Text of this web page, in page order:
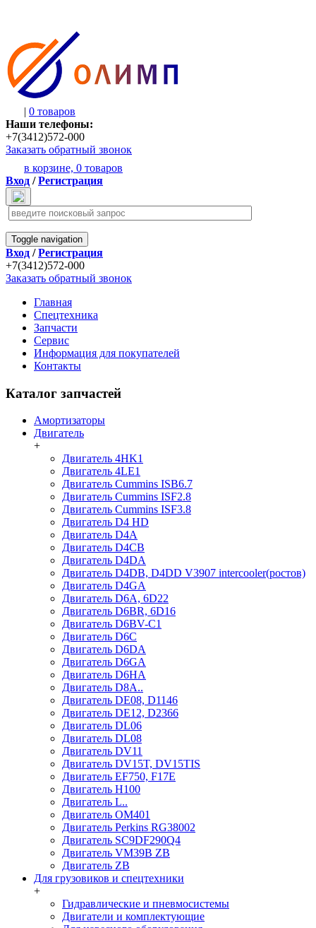
| 0 товаров
Наши телефоны:
+7(3412)572-000
Заказать обратный звонок
в корзине, 0 товаров
Вход /Регистрация
Toggle navigation
Вход /Регистрация
+7(3412)572-000
Заказать обратный звонок
Главная
Спецтехника
Запчасти
Сервис
Информация для покупателей
Контакты
Каталог запчастей
Амортизаторы
Двигатель
+
Двигатель 4HK1
Двигатель 4LE1
Двигатель Cummins ISB6.7
Двигатель Cummins ISF2.8
Двигатель Cummins ISF3.8
Двигатель D4 HD
Двигатель D4A
Двигатель D4CB
Двигатель D4DA
Двигатель D4DB, D4DD V3907 intercooler(ростов)
Двигатель D4GA
Двигатель D6A, 6D22
Двигатель D6BR, 6D16
Двигатель D6BV-C1
Двигатель D6C
Двигатель D6DA
Двигатель D6GA
Двигатель D6HA
Двигатель D8A..
Двигатель DE08, D1146
Двигатель DE12, D2366
Двигатель DL06
Двигатель DL08
Двигатель DV11
Двигатель DV15T, DV15TIS
Двигатель EF750, F17E
Двигатель H100
Двигатель L..
Двигатель OM401
Двигатель Perkins RG38002
Двигатель SC9DF290Q4
Двигатель VM39B ZB
Двигатель ZB
Для грузовиков и спецтехники
+
Гидравлические и пневмосистемы
Двигатели и комплектующие